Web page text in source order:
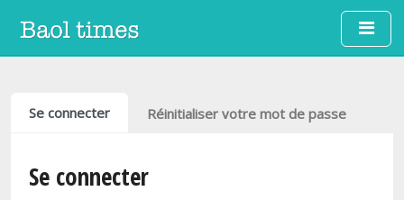
Aller au contenu principal
Onglets principaux
Se connecter Réinitialiser votre mot de passe
Se connecter